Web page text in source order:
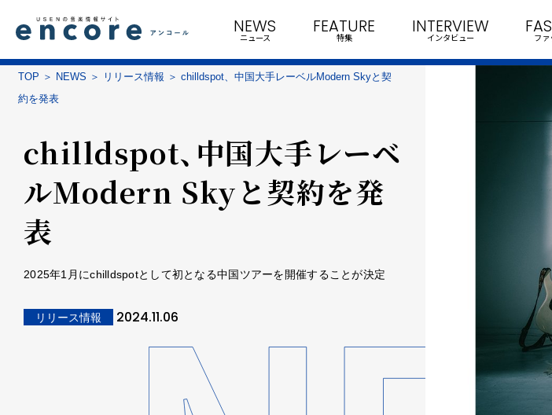
NEWS
ニュース
FEATURE
特集
INTERVIEW
インタビュー フ
TOP NEWS リリース情報
chilldspot、中国大手レーベルModern Skyと契
約を発表
chilldspot、中国大手レーベ
ルModern Skyと契約を発
表
2025年1月にchilldspotとして初となる中国ツアーを開催することが決定
リリース情報 2024.11.06